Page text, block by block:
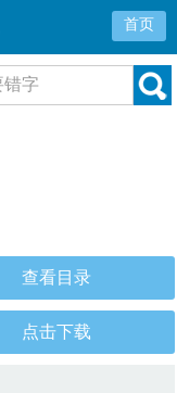
首页
查看目录
点击下载